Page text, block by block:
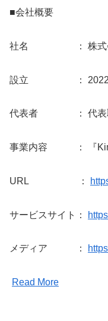
■会社概要
社名 ： 株式会
設立 ： 2022年
代表者 ： 代表取
事業内容 ： 『
URL ：
サービスサイト：
メディア ：
Read More